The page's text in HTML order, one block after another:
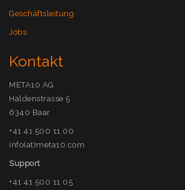
Geschäftsleitung
Jobs
Kontakt
META10 AG
Haldenstrasse 5
6340 Baar
+41 41 500 11 00
info(at)meta10.com
Support
+41 41 500 11 05